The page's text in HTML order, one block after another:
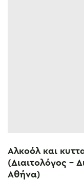
Αλκοόλ και
(Διαιτολόγος –
Αθήνα)